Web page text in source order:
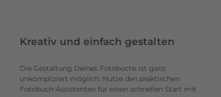
Kreativ und einfach gestalten
Die Gestaltung Deines Fotobuchs ist ganz
unkompliziert möglich. Nutze den praktischen
Fotobuch-Assistenten für einen schnellen Start mit